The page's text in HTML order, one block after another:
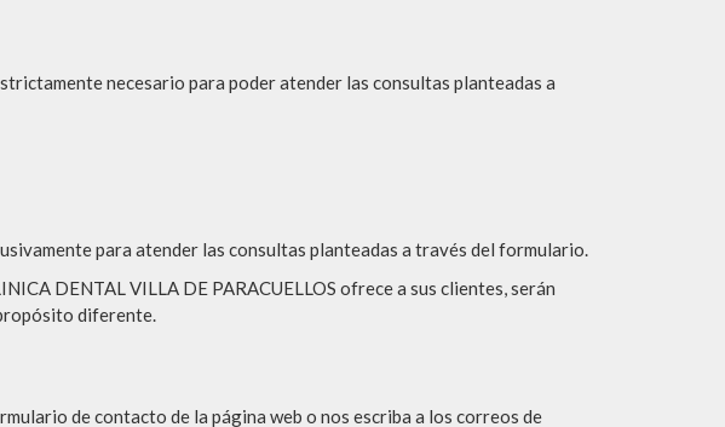
necesario para poder atender las consultas planteadas a
para atender las consultas planteadas a través del formulario.
DENTAL VILLA DE PARACUELLOS ofrece a sus clientes, serán
diferente.
de contacto de la página web o nos escriba a los correos de